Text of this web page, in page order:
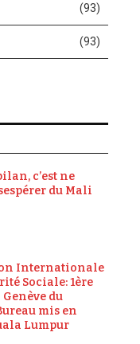
(93)
(93)
c’est ne
du Mali
Internationale
Sociale: 1ère
du
mis en
Lumpur